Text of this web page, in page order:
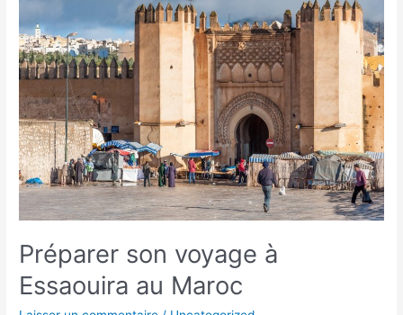
Préparer son voyage à
Essaouira au Maroc
Essaouira
au
Maroc